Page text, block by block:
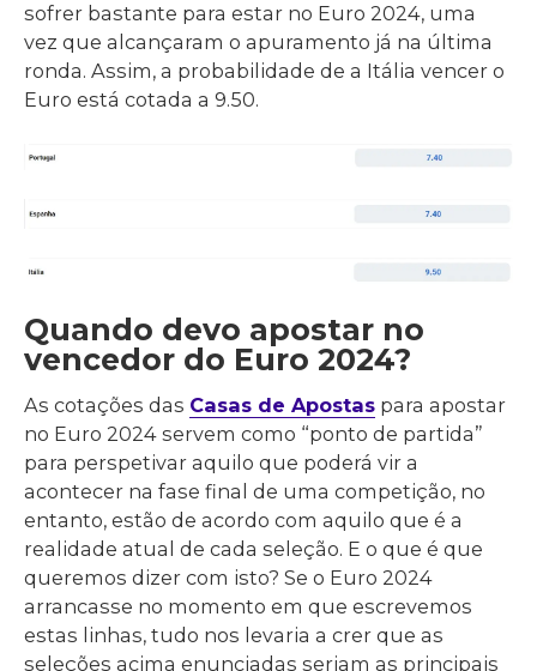
sofrer bastante para estar no Euro 2024, uma
vez que alcançaram o apuramento já na última
ronda. Assim, a probabilidade de a Itália vencer o
Euro está cotada a 9.50.
Quando devo apostar no
vencedor do Euro 2024?
As cotações das Casas de Apostas para apostar
no Euro 2024 servem como “ponto de partida”
para perspetivar aquilo que poderá vir a
acontecer na fase final de uma competição, no
entanto, estão de acordo com aquilo que é a
realidade atual de cada seleção. E o que é que
queremos dizer com isto? Se o Euro 2024
arrancasse no momento em que escrevemos
estas linhas, tudo nos levaria a crer que as
seleções acima enunciadas seriam as principais